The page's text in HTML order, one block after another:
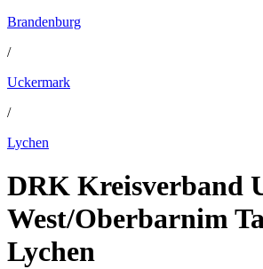
Brandenburg
/
Uckermark
/
Lychen
DRK Kreisverband
West/Oberbarnim
Lychen